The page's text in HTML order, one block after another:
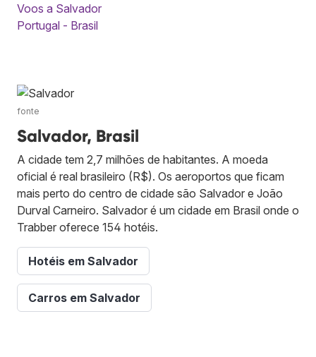
Voos a Salvador
Portugal - Brasil
fonte
Salvador, Brasil
A cidade tem 2,7 milhões de habitantes. A moeda
oficial é real brasileiro (R$). Os aeroportos que ficam
mais perto do centro de cidade são Salvador e João
Durval Carneiro. Salvador é um cidade em Brasil onde o
Trabber oferece 154 hotéis.
Hotéis em Salvador
Carros em Salvador